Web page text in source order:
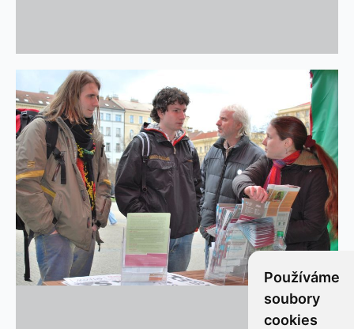
Používáme
soubory
cookies